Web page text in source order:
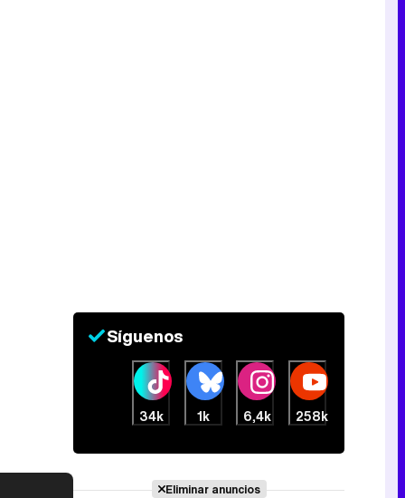
Síguenos
34k 1k 6,4k 258k
Eliminar anuncios